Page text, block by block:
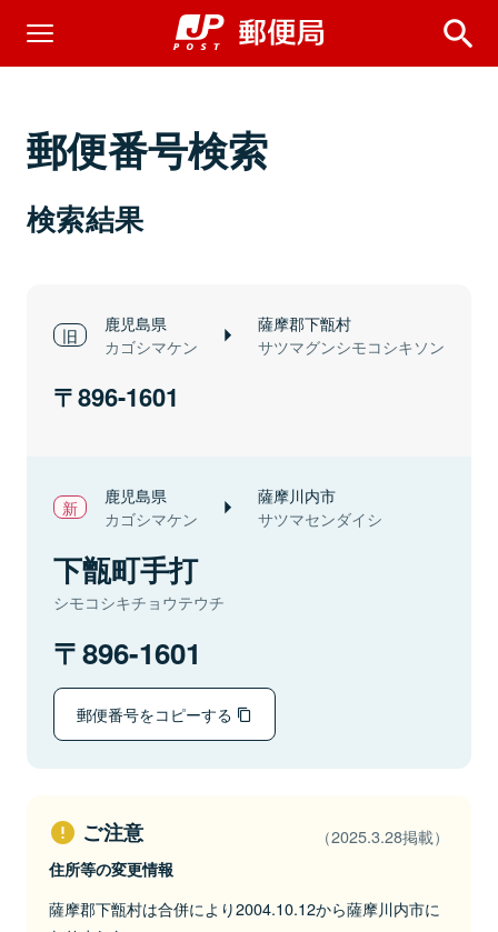
郵便番号検索
検索結果
鹿児島県
カゴシマケン
薩摩郡下甑村
サツマグンシモコシキソン
896-1601
鹿児島県
カゴシマケン
薩摩川内市
サツマセンダイシ
下甑町手打
シモコシキチョウテウチ
896-1601
郵便番号をコピーする
ご注意 （2025.3.28掲載）
住所等の変更情報
薩摩郡下甑村は合併により2004.10.12から薩摩川内市に